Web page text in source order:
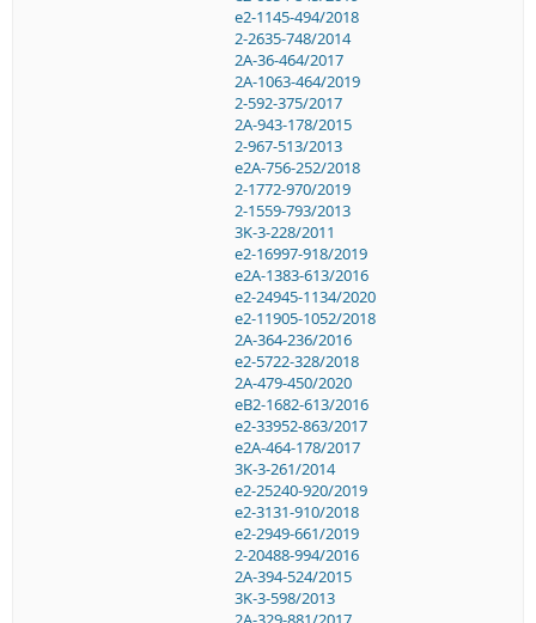
e2-1145-494/2018
2-2635-748/2014
2A-36-464/2017
2A-1063-464/2019
2-592-375/2017
2A-943-178/2015
2-967-513/2013
e2A-756-252/2018
2-1772-970/2019
2-1559-793/2013
3K-3-228/2011
e2-16997-918/2019
e2A-1383-613/2016
e2-24945-1134/2020
e2-11905-1052/2018
2A-364-236/2016
e2-5722-328/2018
2A-479-450/2020
eB2-1682-613/2016
e2-33952-863/2017
e2A-464-178/2017
3K-3-261/2014
e2-25240-920/2019
e2-3131-910/2018
e2-2949-661/2019
2-20488-994/2016
2A-394-524/2015
3K-3-598/2013